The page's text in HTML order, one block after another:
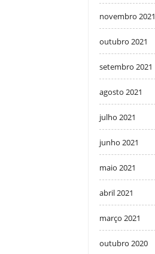
novembro 2021
outubro 2021
setembro 2021
agosto 2021
julho 2021
junho 2021
maio 2021
abril 2021
março 2021
outubro 2020